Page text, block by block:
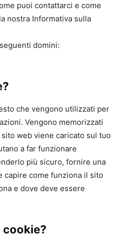
puoi contattarci e come
nostra Informativa sulla
domini:
che vengono utilizzati per
Vengono memorizzati
web viene caricato sul tuo
a far funzionare
più sicuro, fornire una
capire come funziona il sito
e dove deve essere
cookie?